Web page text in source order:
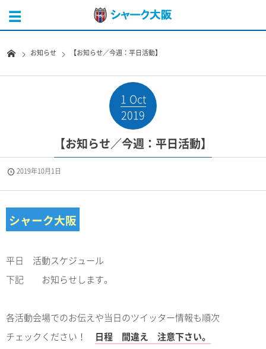
お知らせ 【お知らせ／今週：平日活動】
1 Oct
2019
【お知らせ／今週：平日活動】
2019年10月1日
シャーク大阪
平日 活動スケジュール
下記 お知らせします。
各活動会場でのお伝えや当日のツイッター情報も順次
チェックください！ 日程 間違え 注意下さい。